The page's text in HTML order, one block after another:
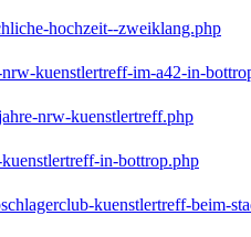
hochzeit--zweiklang.php
kuenstlertreff-im-a42-in-
nrw-kuenstlertreff.php
in-bottrop.php
kuenstlertreff-beim-